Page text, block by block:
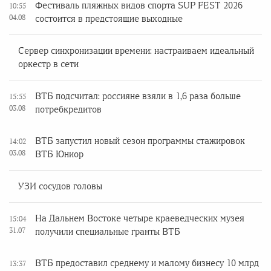
10:55
04.08
Фестиваль пляжных видов спорта SUP FEST 2026
состоится в предстоящие выходные
Сервер синхронизации времени: настраиваем идеальный
оркестр в сети
15:55
03.08
ВТБ подсчитал: россияне взяли в 1,6 раза больше
потребкредитов
14:02
03.08
ВТБ запустил новый сезон программы стажировок
ВТБ Юниор
УЗИ сосудов головы
15:04
31.07
На Дальнем Востоке четыре краеведческих музея
получили специальные гранты ВТБ
13:37
ВТБ предоставил среднему и малому бизнесу 10 млрд